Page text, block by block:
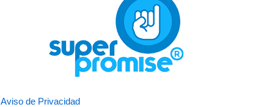
Aviso de Privacidad